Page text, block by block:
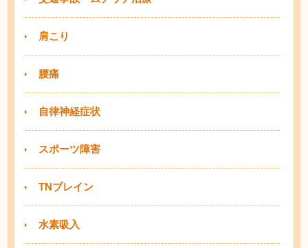
肩こり
腰痛
自律神経症状
スポーツ障害
TNブレイン
水素吸入